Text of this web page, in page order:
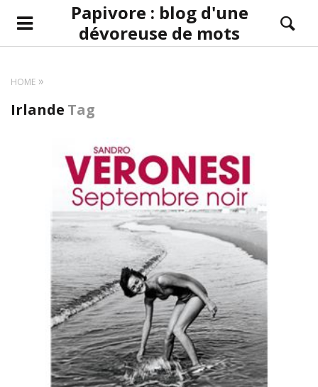
Papivore : blog d'une
dévoreuse de mots
HOME
Irlande Tag
LIRE LA SUITE